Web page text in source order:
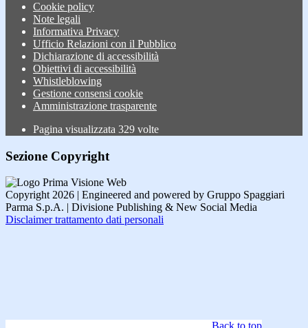
Cookie policy
Note legali
Informativa Privacy
Ufficio Relazioni con il Pubblico
Dichiarazione di accessibilità
Obiettivi di accessibilità
Whistleblowing
Gestione consensi cookie
Amministrazione trasparente
Pagina visualizzata 329 volte
Sezione Copyright
Copyright 2026 | Engineered and powered by Gruppo Spaggiari
Parma S.p.A. | Divisione Publishing & New Social Media
Disclaimer trattamento dati personali